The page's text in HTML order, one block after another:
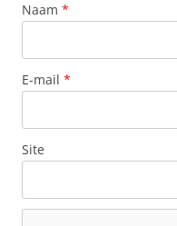
Naam *
E-mail *
Site